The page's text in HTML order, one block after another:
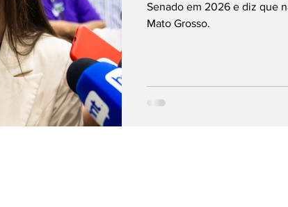
Senado em 2026 e diz que
Mato Grosso.